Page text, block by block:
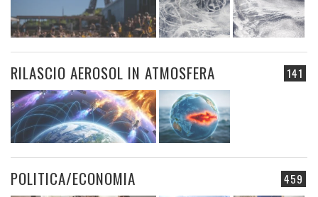
141
RILASCIO AEROSOL IN ATMOSFERA
459
POLITICA/ECONOMIA